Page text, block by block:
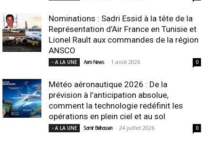
Nominations : Sadri Essid à la tête de la
Représentation d’Air France en Tunisie et
Lionel Rault aux commandes de la région
ANSCO
- A LA UNE Aero News - 1 août 2026 0
Météo aéronautique 2026 : De la
prévision à l’anticipation absolue,
comment la technologie redéfinit les
opérations en plein ciel et au sol
- A LA UNE Samir Belhassen - 24 juillet 2026 0